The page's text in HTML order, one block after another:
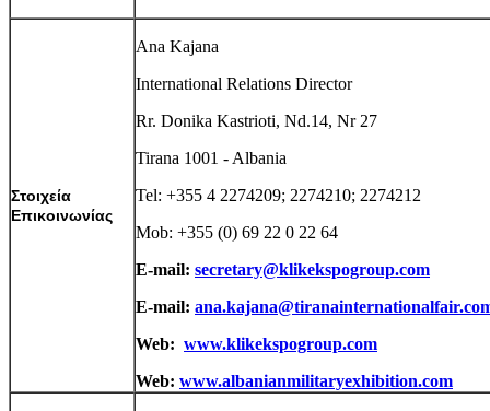
Στοιχεία
Επικοινωνίας
Ana Kajana
International Relations Director
Rr. Donika Kastrioti, Nd.14, Nr 27
Tirana 1001 - Albania
Tel: +355 4 2274209; 2274210; 2274212
Mob: +355 (0) 69 22 0 22 64
E-mail: secretary@klikekspogroup.com
E-mail:
Web: www.klikekspogroup.com
Web: www.albanianmilitaryexhibition.com